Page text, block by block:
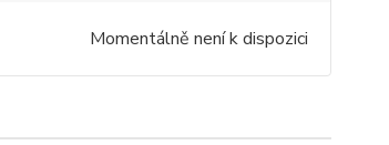
Momentálně není k dispozici